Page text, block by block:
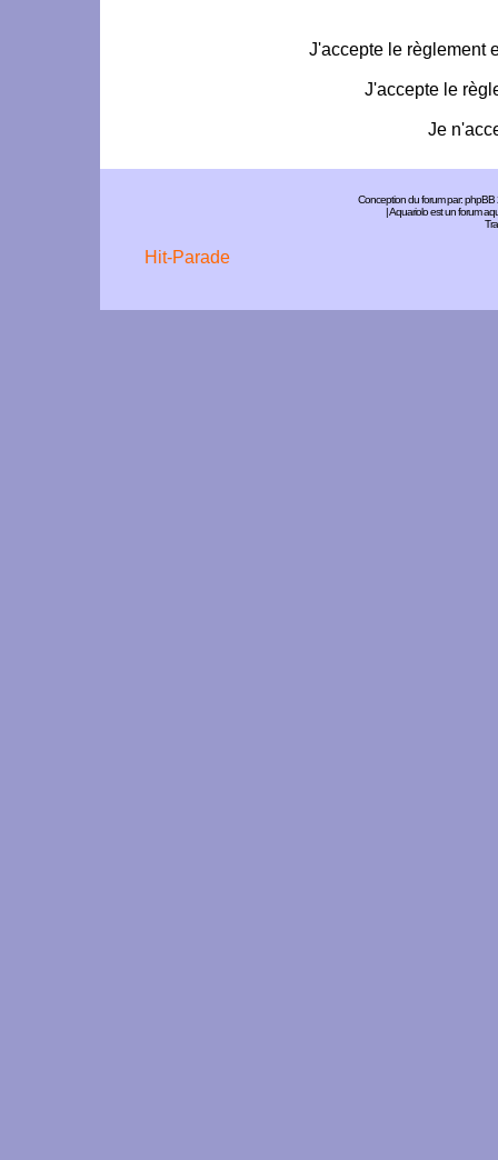
J'accepte le règlement
J'accepte le
Je
Conception du forum par:phpBB
| Aquariolo est un forum